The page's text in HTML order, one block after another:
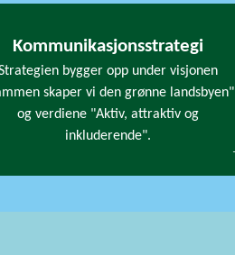
Kommunikasjonsstrategi
bygger opp under visjonen
skaper vi den grønne landsbyen"
og verdiene "Aktiv, attraktiv og
inkluderende".